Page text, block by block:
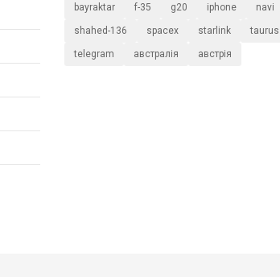
bayraktar f-35 g20 iphone navi
shahed-136 spacex starlink taurus
telegram австралія австрія